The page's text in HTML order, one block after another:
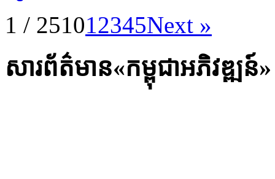
1 / 25101 2345Next »
សារព័ត៌មាន«កម្ពុជាអភិវឌ្ឍន៍»